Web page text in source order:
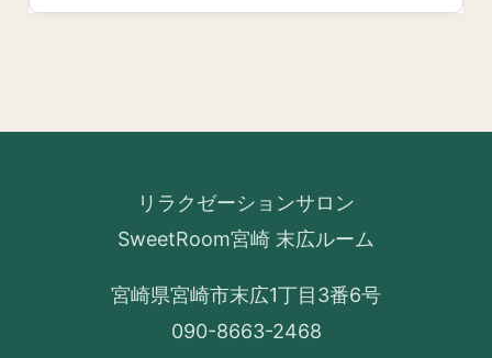
リラクゼーションサロン
SweetRoom宮崎 末広ルーム
宮崎県宮崎市末広1丁目3番6号
090-8663-2468